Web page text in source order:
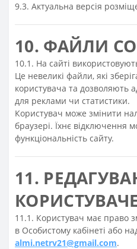
9.3. Актуальна версія
10. ФАЙЛИ
10.1. На сайті
Це невеликі файли, які
користувача та дозволяють
для реклами чи статистики.
Користувач може змінити
браузері. Їхнє відключення
функціональність сайту.
11.
11.1. Користувач має право
в Особистому кабінеті або
almi.netrv21@gmail.com.